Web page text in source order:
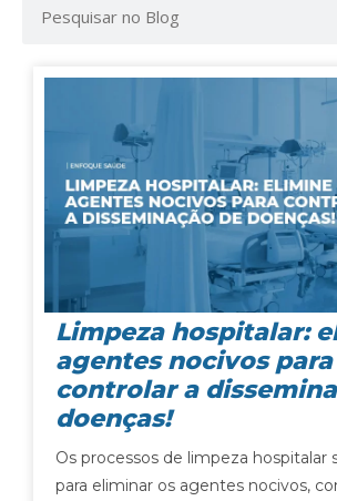
Limpeza hospitalar:
agentes nocivos para
controlar a
doenças!
Os processos de limpeza hospitalar
para eliminar os agentes nocivos,